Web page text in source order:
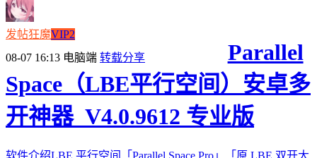
发帖狂魔VIP2
08-07 16:13 电脑端 转载分享
Parallel
Space（LBE平行空间）安卓多
开神器_V4.0.9612 专业版
软件介绍LBE 平行空间「Parallel Space Pro」「原 LBE 双开大